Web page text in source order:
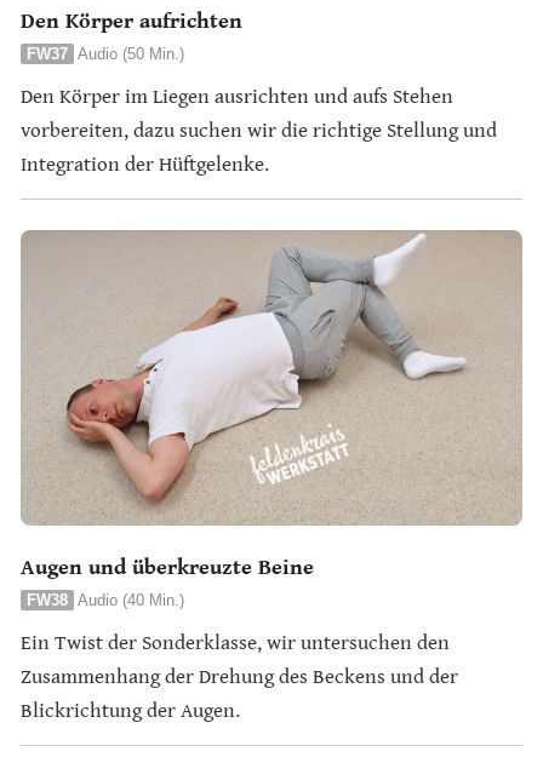
Den Körper aufrichten
FW37 Audio (50 Min.)
Den Körper im Liegen ausrichten und aufs Stehen
vorbereiten, dazu suchen wir die richtige Stellung und
Integration der Hüftgelenke.
Augen und überkreuzte Beine
FW38 Audio (40 Min.)
Ein Twist der Sonderklasse, wir untersuchen den
Zusammenhang der Drehung des Beckens und der
Blickrichtung der Augen.